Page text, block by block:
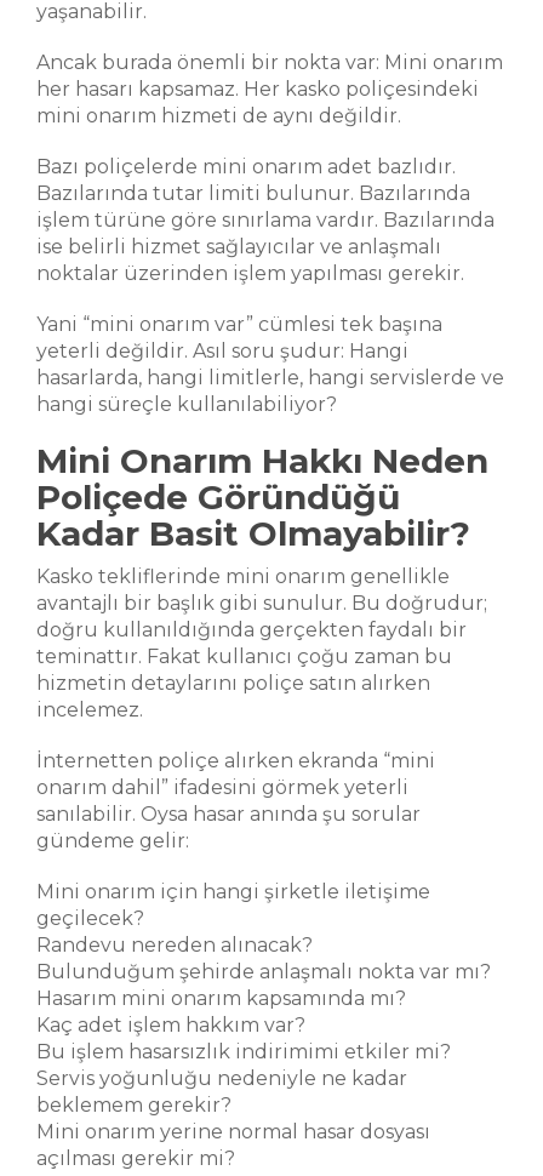
yaşanabilir.
Ancak burada önemli bir nokta var: Mini onarım
her hasarı kapsamaz. Her kasko poliçesindeki
mini onarım hizmeti de aynı değildir.
Bazı poliçelerde mini onarım adet bazlıdır.
Bazılarında tutar limiti bulunur. Bazılarında
işlem türüne göre sınırlama vardır. Bazılarında
ise belirli hizmet sağlayıcılar ve anlaşmalı
noktalar üzerinden işlem yapılması gerekir.
Yani “mini onarım var” cümlesi tek başına
yeterli değildir. Asıl soru şudur: Hangi
hasarlarda, hangi limitlerle, hangi servislerde ve
hangi süreçle kullanılabiliyor?
Mini Onarım Hakkı Neden
Poliçede Göründüğü
Kadar Basit Olmayabilir?
Kasko tekliflerinde mini onarım genellikle
avantajlı bir başlık gibi sunulur. Bu doğrudur;
doğru kullanıldığında gerçekten faydalı bir
teminattır. Fakat kullanıcı çoğu zaman bu
hizmetin detaylarını poliçe satın alırken
incelemez.
İnternetten poliçe alırken ekranda “mini
onarım dahil” ifadesini görmek yeterli
sanılabilir. Oysa hasar anında şu sorular
gündeme gelir:
Mini onarım için hangi şirketle iletişime
geçilecek?
Randevu nereden alınacak?
Bulunduğum şehirde anlaşmalı nokta var mı?
Hasarım mini onarım kapsamında mı?
Kaç adet işlem hakkım var?
Bu işlem hasarsızlık indirimimi etkiler mi?
Servis yoğunluğu nedeniyle ne kadar
beklemem gerekir?
Mini onarım yerine normal hasar dosyası
açılması gerekir mi?